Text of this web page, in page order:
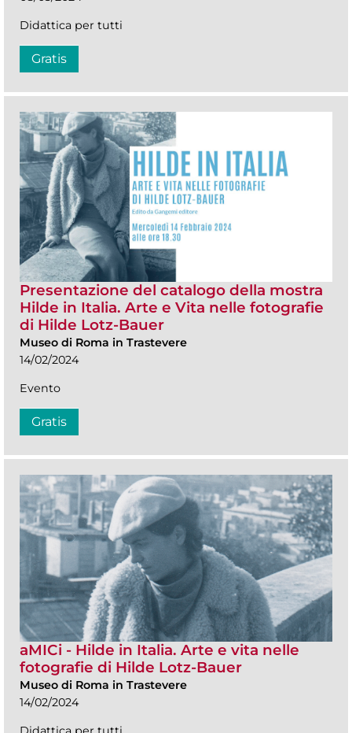
Didattica per tutti
Gratis
Presentazione del catalogo della mostra
Hilde in Italia. Arte e Vita nelle fotografie
di Hilde Lotz-Bauer
Museo di Roma in Trastevere
14/02/2024
Evento
Gratis
aMICi - Hilde in Italia. Arte e vita nelle
fotografie di Hilde Lotz-Bauer
Museo di Roma in Trastevere
14/02/2024